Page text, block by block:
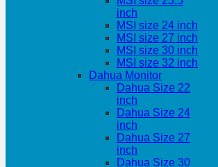
inch
MSI size 24 inch
MSI size 27 inch
MSI size 30 inch
MSI size 32 inch
Dahua Monitor
Dahua Size 22
inch
Dahua Size 24
inch
Dahua Size 27
inch
Dahua Size 30